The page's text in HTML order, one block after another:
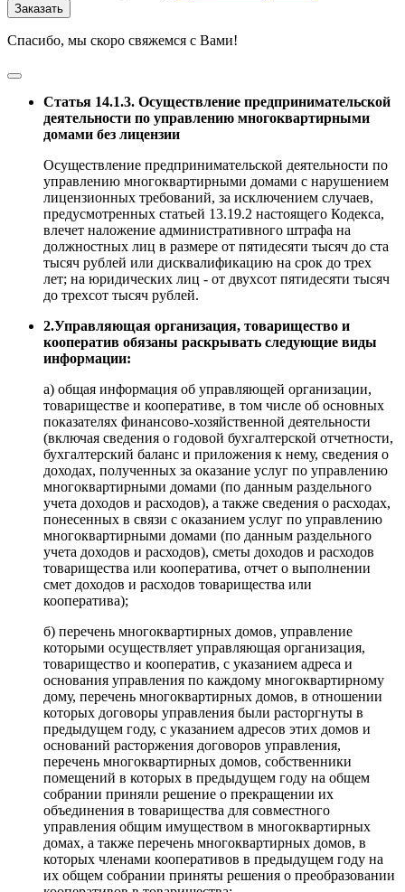
Заказать
Спасибо, мы скоро свяжемся с Вами!
Статья 14.1.3. Осуществление предпринимательской
деятельности по управлению многоквартирными
домами без лицензии
Осуществление предпринимательской деятельности по
управлению многоквартирными домами с нарушением
лицензионных требований, за исключением случаев,
предусмотренных статьей 13.19.2 настоящего Кодекса,
влечет наложение административного штрафа на
должностных лиц в размере от пятидесяти тысяч до ста
тысяч рублей или дисквалификацию на срок до трех
лет; на юридических лиц - от двухсот пятидесяти тысяч
до трехсот тысяч рублей.
2.Управляющая организация, товарищество и
кооператив обязаны раскрывать следующие виды
информации:
а) общая информация об управляющей организации,
товариществе и кооперативе, в том числе об основных
показателях финансово-хозяйственной деятельности
(включая сведения о годовой бухгалтерской отчетности,
бухгалтерский баланс и приложения к нему, сведения о
доходах, полученных за оказание услуг по управлению
многоквартирными домами (по данным раздельного
учета доходов и расходов), а также сведения о расходах,
понесенных в связи с оказанием услуг по управлению
многоквартирными домами (по данным раздельного
учета доходов и расходов), сметы доходов и расходов
товарищества или кооператива, отчет о выполнении
смет доходов и расходов товарищества или
кооператива);
б) перечень многоквартирных домов, управление
которыми осуществляет управляющая организация,
товарищество и кооператив, с указанием адреса и
основания управления по каждому многоквартирному
дому, перечень многоквартирных домов, в отношении
которых договоры управления были расторгнуты в
предыдущем году, с указанием адресов этих домов и
оснований расторжения договоров управления,
перечень многоквартирных домов, собственники
помещений в которых в предыдущем году на общем
собрании приняли решение о прекращении их
объединения в товарищества для совместного
управления общим имуществом в многоквартирных
домах, а также перечень многоквартирных домов, в
которых членами кооперативов в предыдущем году на
их общем собрании приняты решения о преобразовании